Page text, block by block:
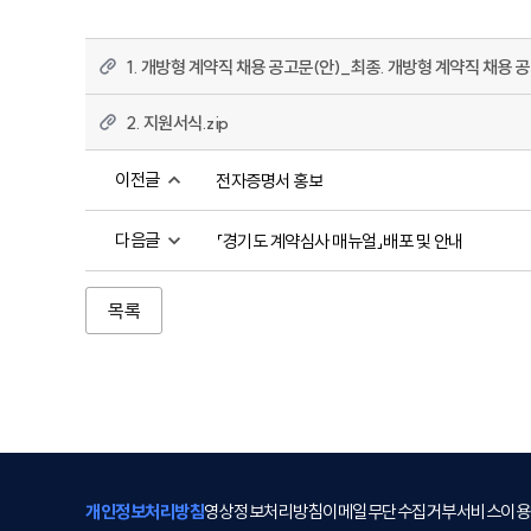
1. 개방형 계약직 채용 공고문(안)_최종. 개방형 계약직 채용
2. 지원서식.zip
이전글 전자증명서 홍보
다음글 「경기도 계약심사 매뉴얼」배포 및 안내
목록
개인정보처리방침영상정보처리방침이메일무단수집거부서비스이